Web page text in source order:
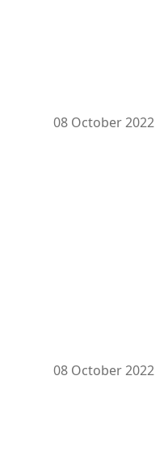
08 October 2022
08 October 2022